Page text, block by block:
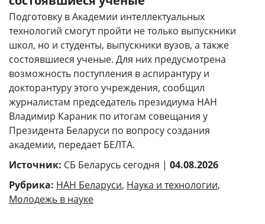
Подготовку в Академии интеллектуальных
технологий смогут пройти не только выпускники
школ, но и студенты, выпускники вузов, а также
состоявшиеся ученые. Для них предусмотрена
возможность поступления в аспирантуру и
докторантуру этого учреждения, сообщил
журналистам председатель президиума НАН
Владимир Караник по итогам совещания у
Президента Беларуси по вопросу создания
академии, передает БЕЛТА.
Источник: СБ Беларусь сегодня | 04.08.2026
Рубрика: НАН Беларуси, Наука и технологии,
Молодежь в науке